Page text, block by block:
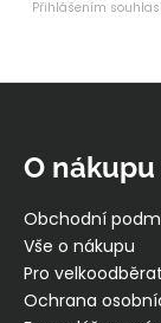
Přihlášením
O nákupu
Obchodní
Vše o nákupu
Pro
Ochrana